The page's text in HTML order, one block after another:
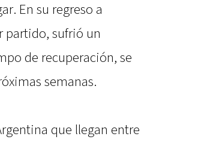
En su regreso a
partido, sufrió un
de recuperación, se
semanas.
que llegan entre